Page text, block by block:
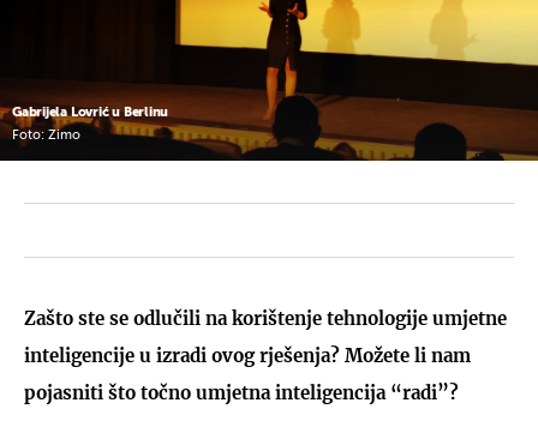
Gabrijela Lovrić u Berlinu
Foto: Zimo
Zašto ste se odlučili na korištenje tehnologije umjetne
inteligencije u izradi ovog rješenja? Možete li nam
pojasniti što točno umjetna inteligencija “radi”?